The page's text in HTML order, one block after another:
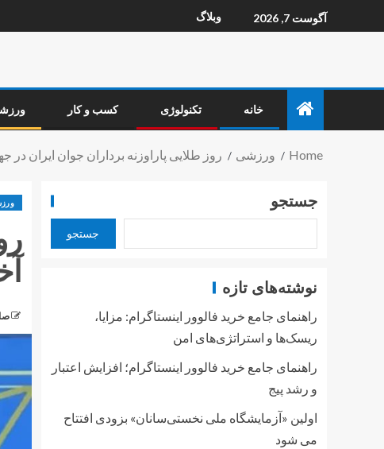
آگوست 7, 2026 وبلاگ
خانه تکنولوژی کسب و کار
Home ورزشی روز طلایی پاراوزنه برداران جوان ایران در جهان؛ آخر کار
جستجو
جستجو
نوشته‌های تازه
راهنمای جامع خرید فالوور اینستاگرام: مزایا،
ریسک‌ها و استراتژی‌های امن
راهنمای جامع خرید فالوور اینستاگرام؛ افزایش اعتبار
و رشد پیج
اولین «آزمایشگاه ملی نخستی‌سانان» بزودی افتتاح
می شود